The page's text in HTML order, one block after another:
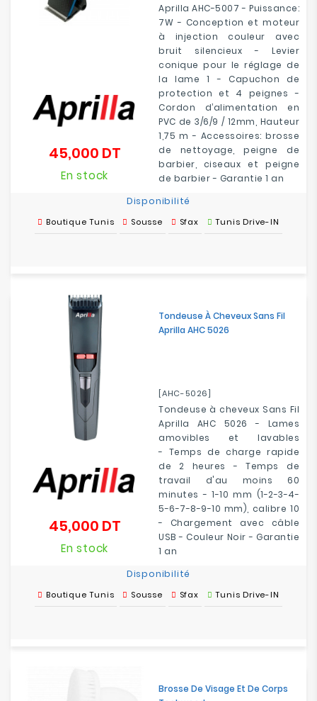
Aprilla AHC-5007 - Puissance:
7W - Conception et moteur
à injection couleur avec
bruit silencieux - Levier
conique pour le réglage de
la lame 1 - Capuchon de
protection et 4 peignes -
Cordon d’alimentation en
PVC de 3/6/9 / 12mm, Hauteur
1,75 m - Accessoires: brosse
de nettoyage, peigne de
barbier, ciseaux et peigne
de barbier - Garantie 1 an
45,000 DTPrix
En stock
Disponibilité
Boutique Tunis Sousse Sfax Tunis Drive-IN
Tondeuse À Cheveux Sans Fil
Aprilla AHC 5026
[AHC-5026]
Tondeuse à cheveux Sans Fil
Aprilla AHC 5026 - Lames
amovibles et lavables
- Temps de charge rapide
de 2 heures - Temps de
travail d'au moins 60
minutes - 1-10 mm (1-2-3-4-
5-6-7-8-9-10 mm), calibre 10
- Chargement avec câble
USB - Couleur Noir - Garantie
1 an
45,000 DTPrix
En stock
Disponibilité
Boutique Tunis Sousse Sfax Tunis Drive-IN
Brosse De Visage Et De Corps